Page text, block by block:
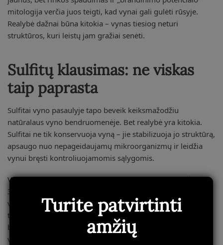
mitologija verčia juos teigti, kad vynai gali gulėti rūsyje.
Realybė dažnai būna kitokia – vynas tiesiog neturi
struktūros, kuri leistų jam gražiai senėti.
Sulfitų klausimas: ne viskas
taip paprasta
Sulfitai vyno pasaulyje tapo beveik keiksmažodžiu
natūralaus vyno bendruomenėje. Bet realybė yra kitokia.
Sulfitai ne tik konservuoja vyną – jie stabilizuoja jo struktūrą,
apsaugo nuo nepageidaujamų mikroorganizmų ir leidžia
vynui bręsti kontroliuojamomis sąlygomis.
Vynai be pridėtų sulfitų arba su jų minimaliu kiekiu (žemiau
30-40 mg/l) yra daug jautresni aplinkos sąlygoms. Jie gali
vystytis labai skirtingai priklausomai nuo laikymo
temperatūros, šviesos, net butelio orientacijos. Vienas
butelis gali būti nuostabus, kitas iš tos pačios dėžės –
visiškai kitoks.
Turite patvirtinti
amžių